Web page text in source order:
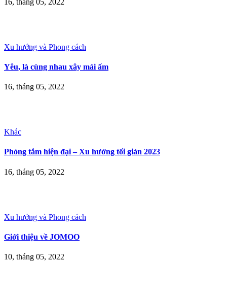
Xu hướng và Phong cách
Yêu, là cùng nhau xây mái ấm
16, tháng 05, 2022
Khác
Phòng tắm hiện đại – Xu hướng tối giản 2023
16, tháng 05, 2022
Xu hướng và Phong cách
Giới thiệu về JOMOO
10, tháng 05, 2022